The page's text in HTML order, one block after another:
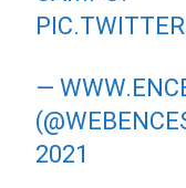
—
2021